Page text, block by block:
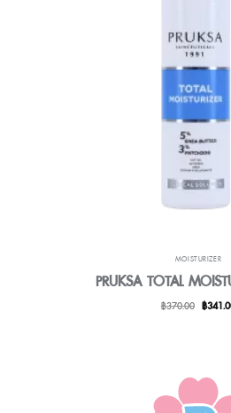
MOISTURIZER
PRUKSA TOTAL
฿370.00 ฿